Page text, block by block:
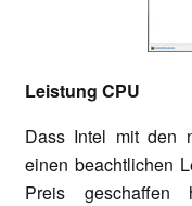
Leistung CPU
Dass Intel mit den
einen beachtlichen
Preis